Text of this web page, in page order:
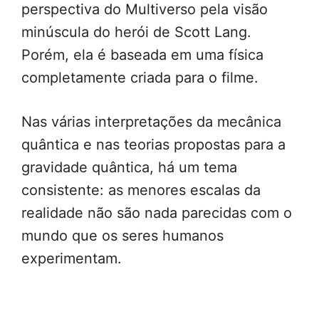
perspectiva do Multiverso pela visão
minúscula do herói de Scott Lang.
Porém, ela é baseada em uma física
completamente criada para o filme.
Nas várias interpretações da mecânica
quântica e nas teorias propostas para a
gravidade quântica, há um tema
consistente: as menores escalas da
realidade não são nada parecidas com o
mundo que os seres humanos
experimentam.